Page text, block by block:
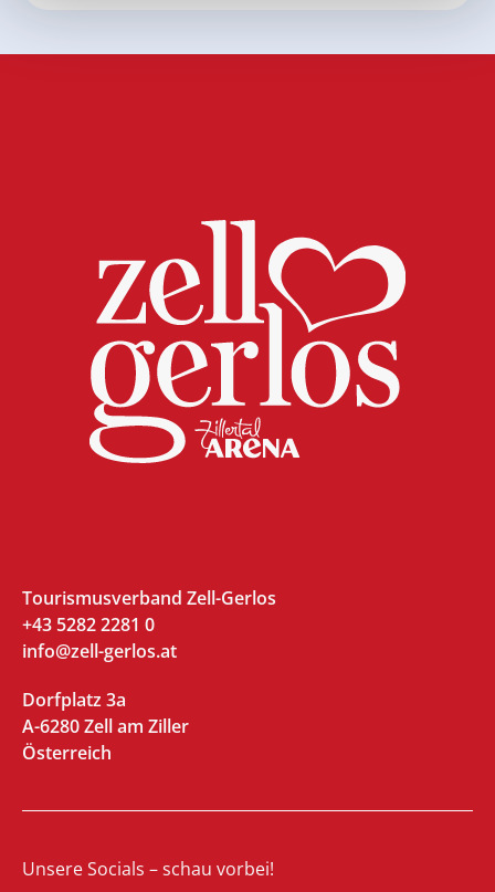
Tourismusverband Zell-Gerlos
+43 5282 2281 0
info@zell-gerlos.at
Dorfplatz 3a
A-6280 Zell am Ziller
Österreich
Unsere Socials – schau vorbei!